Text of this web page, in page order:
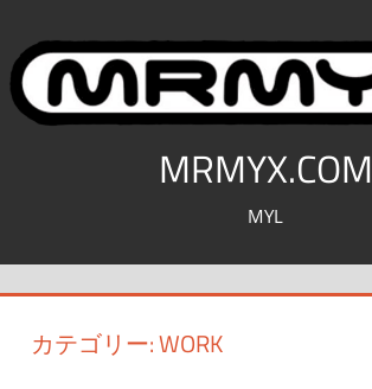
テ
ッ
MRMYX.COM
MYL
カテゴリー:WORK